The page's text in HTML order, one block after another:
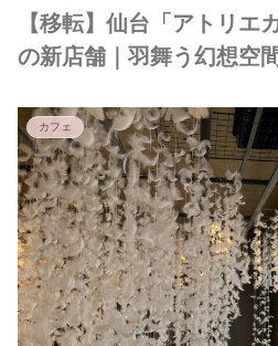
【移転】仙台「アトリエ
の新店舗｜羽舞う幻想空
カフェ